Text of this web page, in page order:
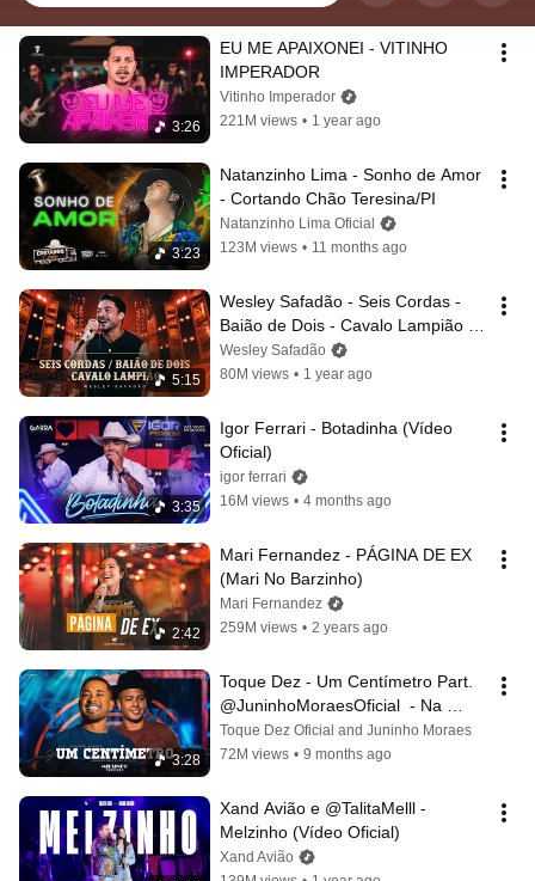
3:26
EU ME APAIXONEI - VITINHO
IMPERADOR
Vitinho Imperador
221M views • 1 year ago
3:23
Natanzinho Lima - Sonho de Amor
- Cortando Chão Teresina/PI
Natanzinho Lima Oficial
123M views • 11 months ago
5:15
Wesley Safadão - Seis Cordas -
Baião de Dois - Cavalo Lampião -
Forró e Vaquejada
Wesley Safadão
80M views • 1 year ago
3:35
Igor Ferrari - Botadinha (Vídeo
Oficial)
igor ferrari
16M views • 4 months ago
2:42
Mari Fernandez - PÁGINA DE EX
(Mari No Barzinho)
Mari Fernandez
259M views • 2 years ago
3:28
Toque Dez - Um Centímetro Part.
@JuninhoMoraesOficial  - Na
Máxima IN Vaquejada Serrinha/BA
Toque Dez Oficial and Juninho Moraes
72M views • 9 months ago
Xand Avião e @TalitaMelll -
Melzinho (Vídeo Oficial)
Xand Avião